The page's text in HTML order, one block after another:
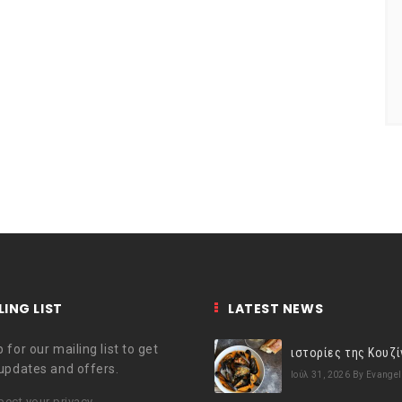
LIST
for our mailing list to get
and offers.
LATEST NEWS
Ιούλ 31, 2026 By